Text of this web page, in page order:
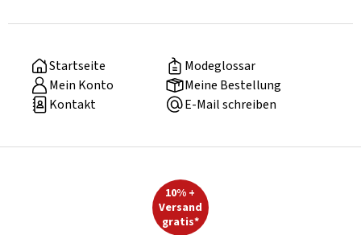
Startseite
Modeglossar
Mein Konto
Meine Bestellung
Kontakt
E-Mail schreiben
10% +
Versand
gratis*